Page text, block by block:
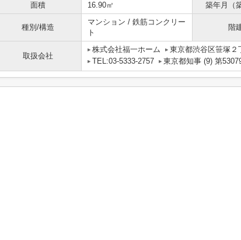
面積
16.90㎡ 築年月（
種別/構造
マンション / 鉄筋コンクリー
ト
階
取扱会社
株式会社福一ホーム
東京都渋谷区笹塚
TEL:03-5333-2757
東京都知事 (9) 第